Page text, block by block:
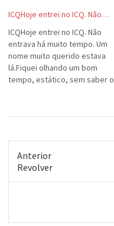
reencontrar velhos amigos e
conhecer novos amigos. As
fotinhas do encontro estão
aqui. Vamos repetir, galera!
ICQHoje entrei no ICQ. Não…
ICQHoje entrei no ICQ. Não
entrava há muito tempo. Um
nome muito querido estava
lá.Fiquei olhando um bom
tempo, estático, sem saber o
diferente. Engoli em
olhos.Não poder nem
perguntar "como tu estás?" e
ter ignorar…
Anterior
Post
anterior:
Revolver
post: